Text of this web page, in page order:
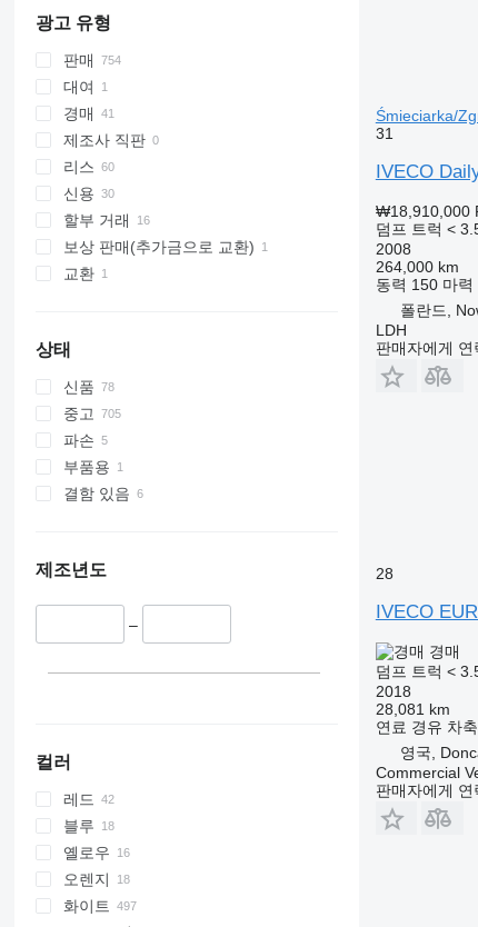
광고 유형
판매
대여
경매
제조사 직판
리스
신용
할부 거래
보상 판매(추가금으로 교환)
교환
상태
신품
중고
파손
부품용
결함 있음
제조년도
–
컬러
레드
블루
옐로우
오렌지
화이트
Śmieciarka/
31
IVECO
₩18,910,000
덤프 트럭 <
2008
264,000 km
동력 150 마력
폴란드,
LDH
판매자에게 연
28
IVECO
경매
덤프 트럭 <
2018
28,081 km
연료 경유 차
영국,
Commercial
판매자에게 연